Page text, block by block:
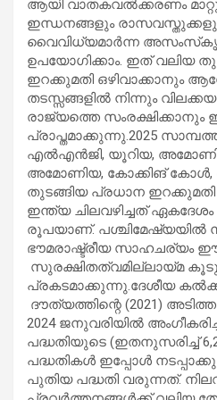
ആയി വാതകവൽക്കരണം
ഇന്ധനങ്ങളും രാസവസ്തുക്കളും
വൈവിധ്യമാർന്ന
ഉപയോഗിക്കാം. ഇത് വലിയ
ഇറക്കുമതി ഒഴിവാക്കാനും
തടസ്സങ്ങളിൽ നിന്നും
രാജ്യത്തെ സംരക്ഷിക്കാനും
പ്രാപ്തമാക്കുന്നു.2025
എൽഎൻജി, യൂറിയ,
അമോണിയ, കോക്കിങ് കോൾ,
തുടങ്ങിയ പ്രധാന ഇറക്കുമതി
ഇന്ത്യ ചിലവഴിച്ചത് ഏകദേശം
രൂപയാണ്. പശ്ചിമേഷ്യയിൽ
ഭൗമരാഷ്ട്രീയ സാഹചര്യം
സുരക്ഷിതത്വമില്ലായ്മ
പ്രകടമാക്കുന്നു.ദേശീയ
ദൗത്യത്തിന്റെ (2021)
2024 ജനുവരിയിൽ
പദ്ധതിയുടെ (ഇതനുസരിച്ച്
പദ്ധതികൾ ഇപ്പോൾ
പുതിയ പദ്ധതി വരുന്നത്.